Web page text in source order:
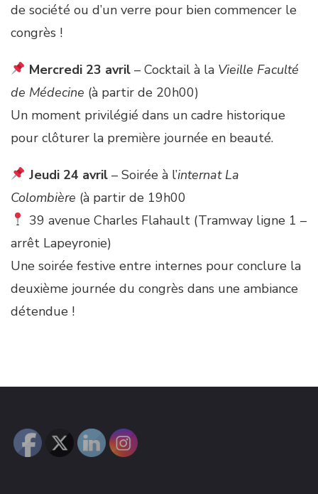
de société ou d’un verre pour bien commencer le
congrès !
Mercredi 23 avril– Cocktail à la Vieille Faculté
de Médecine (à partir de 20h00)
Un moment privilégié dans un cadre historique
pour clôturer la première journée en beauté.
Jeudi 24 avril– Soirée à l’internat La
Colombière (à partir de 19h00
39 avenue Charles Flahault (Tramway ligne 1 –
arrêt Lapeyronie)
Une soirée festive entre internes pour conclure la
deuxième journée du congrès dans une ambiance
détendue !